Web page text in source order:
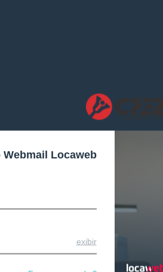
Webmail Locaweb
exibir